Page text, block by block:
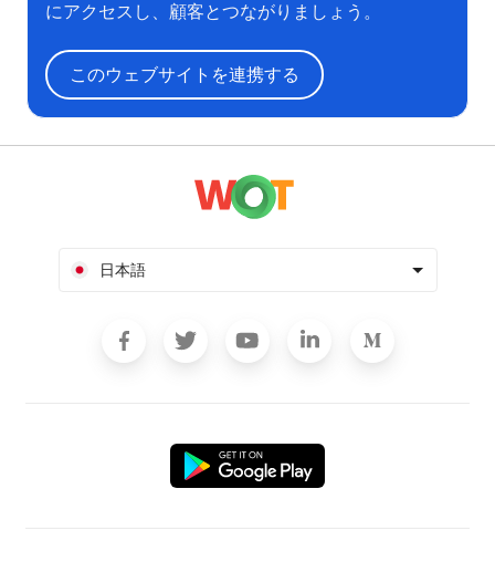
にアクセスし、顧客とつながりましょう。
このウェブサイトを連携する
日本語